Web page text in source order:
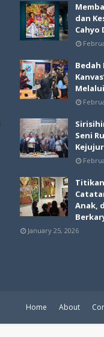
dan
Cahyo
Bedah
Seni
Anak,
January 25, 2026
Home About